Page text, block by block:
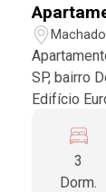
SP, bairro
Edifício
com
área de
de
3
Dorm.